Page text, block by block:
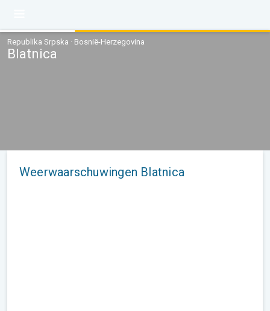
Republika Srpska · Bosnië-Herzegovina
Blatnica
Weerwaarschuwingen Blatnica